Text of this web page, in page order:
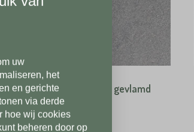
Oriënt Verde tegel 3 cm gevlamd
Beschikbaar in
uw
het
en gerichte
via derde
hoe wij cookies
beheren door op